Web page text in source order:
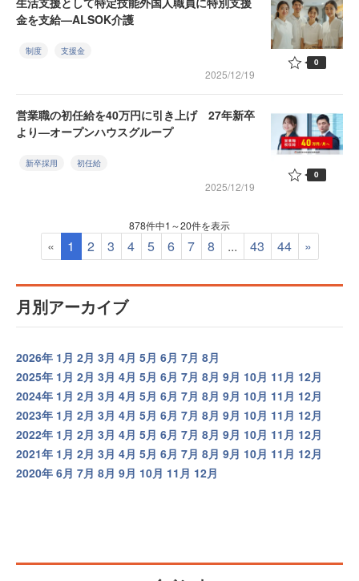
金を支給—ALSOK介護
制度 支援金
2025/12/19
0
営業職の初任給を40万円に引き上げ 27年新卒
より—オープンハウスグループ
新卒採用 初任給
2025/12/19
0
878件中1～20件を表示
« 1 2 3 4 5 6 7 8 ... 43 44 »
月別アーカイブ
2026年 1月 2月 3月 4月 5月 6月 7月 8月
2025年 1月 2月 3月 4月 5月 6月 7月 8月 9月 10月 11月 12月
2024年 1月 2月 3月 4月 5月 6月 7月 8月 9月 10月 11月 12月
2023年 1月 2月 3月 4月 5月 6月 7月 8月 9月 10月 11月 12月
2022年 1月 2月 3月 4月 5月 6月 7月 8月 9月 10月 11月 12月
2021年 1月 2月 3月 4月 5月 6月 7月 8月 9月 10月 11月 12月
2020年 6月 7月 8月 9月 10月 11月 12月